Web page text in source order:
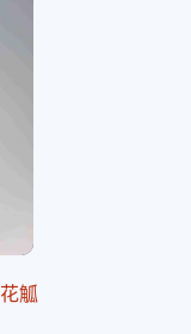
觚